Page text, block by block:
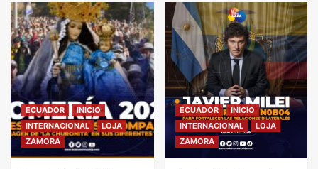
ECUADOR
INICIO
INTERNACIONAL
LOJA
ZAMORA
ECUADOR
INICIO
INTERNACIONAL
LOJA
ZAMORA